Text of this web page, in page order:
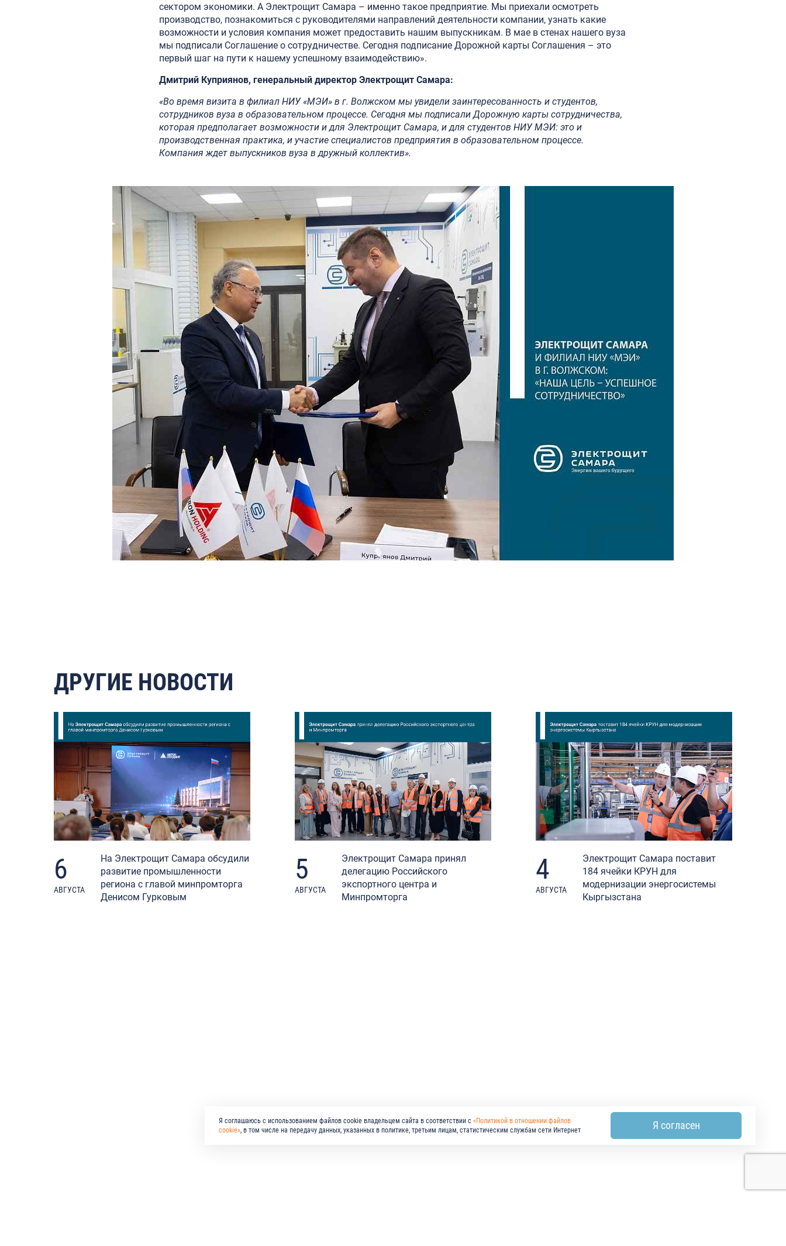
сектором экономики. А Электрощит Самара – именно такое предприятие. Мы приехали осмотреть
производство, познакомиться с руководителями направлений деятельности компании, узнать какие
возможности и условия компания может предоставить нашим выпускникам. В мае в стенах нашего вуза
мы подписали Соглашение о сотрудничестве. Сегодня подписание Дорожной карты Соглашения – это
первый шаг на пути к нашему успешному взаимодействию».
Дмитрий Куприянов, генеральный директор Электрощит Самара:
«Во время визита в филиал НИУ «МЭИ» в г. Волжском мы увидели заинтересованность и студентов,
сотрудников вуза в образовательном процессе. Сегодня мы подписали Дорожную карты сотрудничества,
которая предполагает возможности и для Электрощит Самара, и для студентов НИУ МЭИ: это и
производственная практика, и участие специалистов предприятия в образовательном процессе.
Компания ждет выпускников вуза в дружный коллектив».
ДРУГИЕ НОВОСТИ
6
АВГУСТА
На Электрощит Самара обсудили
развитие промышленности
региона с главой минпромторга
Денисом Гурковым
5
АВГУСТА
Электрощит Самара принял
делегацию Российского
экспортного центра и
Минпромторга
4
АВГУСТА
Электрощит Самара поставит
184 ячейки КРУН для
модернизации энергосистемы
Кыргызстана
Я соглашаюсь с использованием файлов cookie владельцем сайта в соответствии с «Политикой в отношении файлов
cookie», в том числе на передачу данных, указанных в политике, третьим лицам, статистическим службам сети Интернет Я согласен